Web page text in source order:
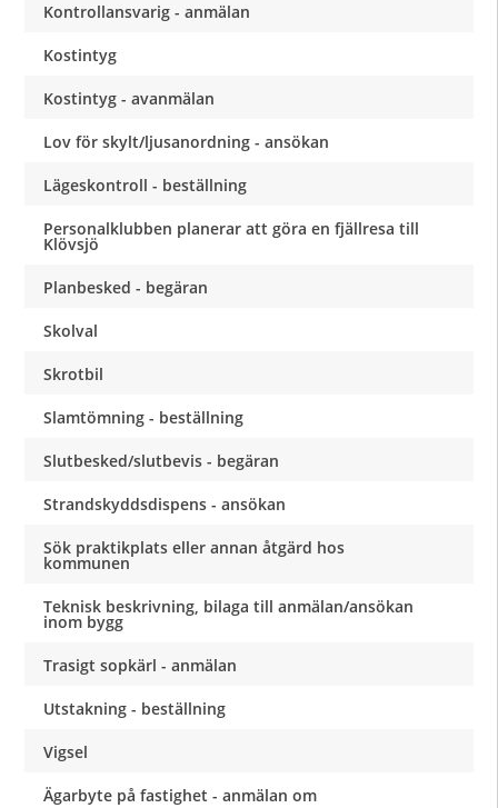
Kontrollansvarig - anmälan
Kostintyg
Kostintyg - avanmälan
Lov för skylt/ljusanordning - ansökan
Lägeskontroll - beställning
Personalklubben planerar att göra en fjällresa till
Klövsjö
Planbesked - begäran
Skolval
Skrotbil
Slamtömning - beställning
Slutbesked/slutbevis - begäran
Strandskyddsdispens - ansökan
Sök praktikplats eller annan åtgärd hos
kommunen
Teknisk beskrivning, bilaga till anmälan/ansökan
inom bygg
Trasigt sopkärl - anmälan
Utstakning - beställning
Vigsel
Ägarbyte på fastighet - anmälan om